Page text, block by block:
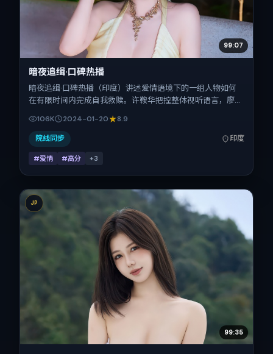
99:07
暗夜追缉·口碑热播
暗夜追缉·口碑热播（印度）讲述爱情语境下的一组人物如何
在有限时间内完成自我救赎。许鞍华把控整体视听语言，廖
凡、段奕宏、热依扎、白宇、王凯的表演层次丰富。影片定于
2024-01-20 起陆续登陆院线与网络平台，春节档前后公
映，片长162分钟。
106K 2024-01-20 8.9
院线同步 印度
#爱情 #高分 +3
JP
99:35